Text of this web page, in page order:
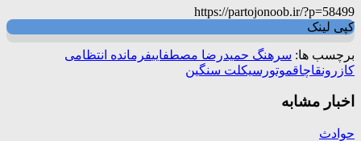
https://partojonoob.ir/?p=58499
کپی لینک
برچسب ها: سرهنگ حمیدرضا مصطفاییفرمانده انتظامی
کازرونقاچاقموتورسيکلت سنگين
اخبار مشابه
حوادث